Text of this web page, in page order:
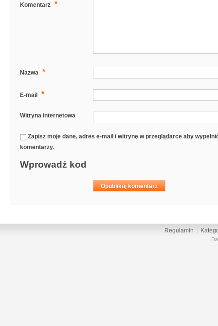
Komentarz *
Nazwa *
E-mail *
Witryna internetowa
Zapisz moje dane, adres e-mail i witrynę w przeglądarce aby
komentarzy.
Wprowadź kod
Regulamin